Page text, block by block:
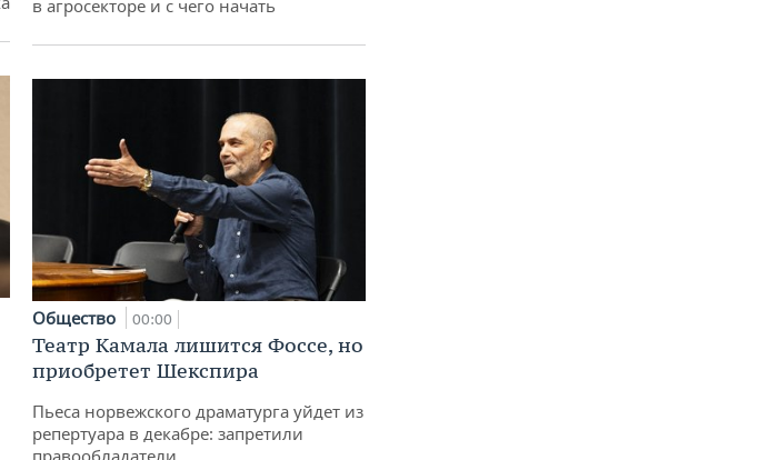
в агросекторе и с чего начать
Общество 00:00
Театр Камала лишится Фоссе, но
приобретет Шекспира
Пьеса норвежского драматурга уйдет из
репертуара в декабре: запретили
правообладатели